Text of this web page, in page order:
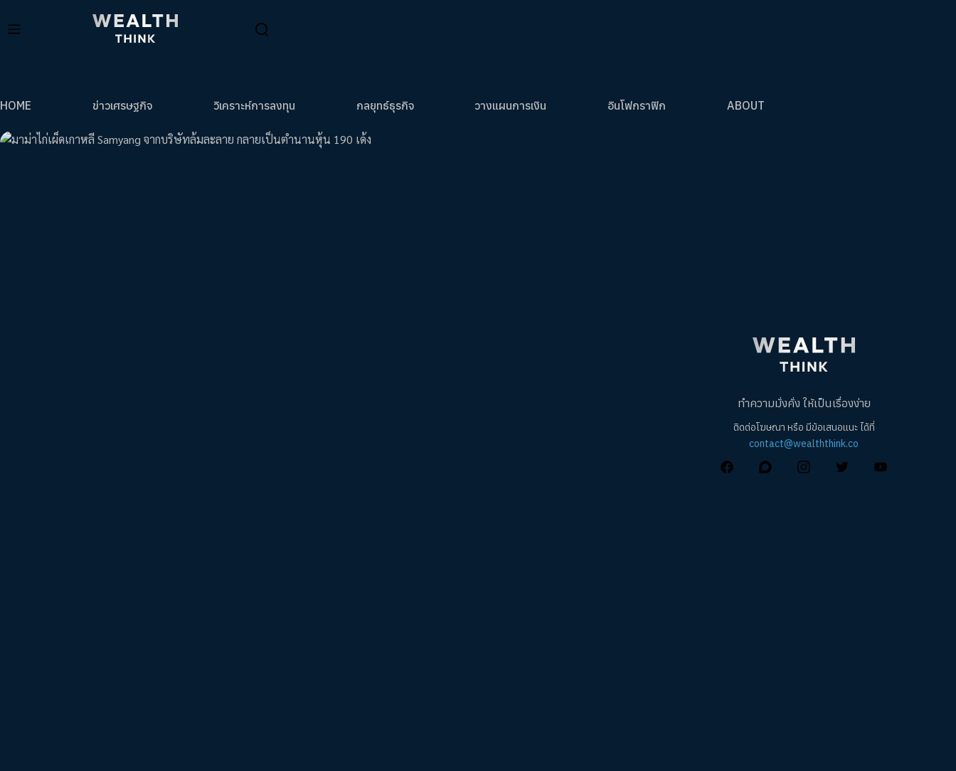
HOME ข่าวเศรษฐกิจ วิเคราะห์การลงทุน กลยุทธ์ธุรกิจ วางแผนการเงิน อินโฟกราฟิก ABOUT
ทำความมั่งคั่ง ให้เป็นเรื่องง่าย
ติดต่อโฆษณา หรือ มีข้อเสนอแนะ ได้ที่
contact@wealththink.co